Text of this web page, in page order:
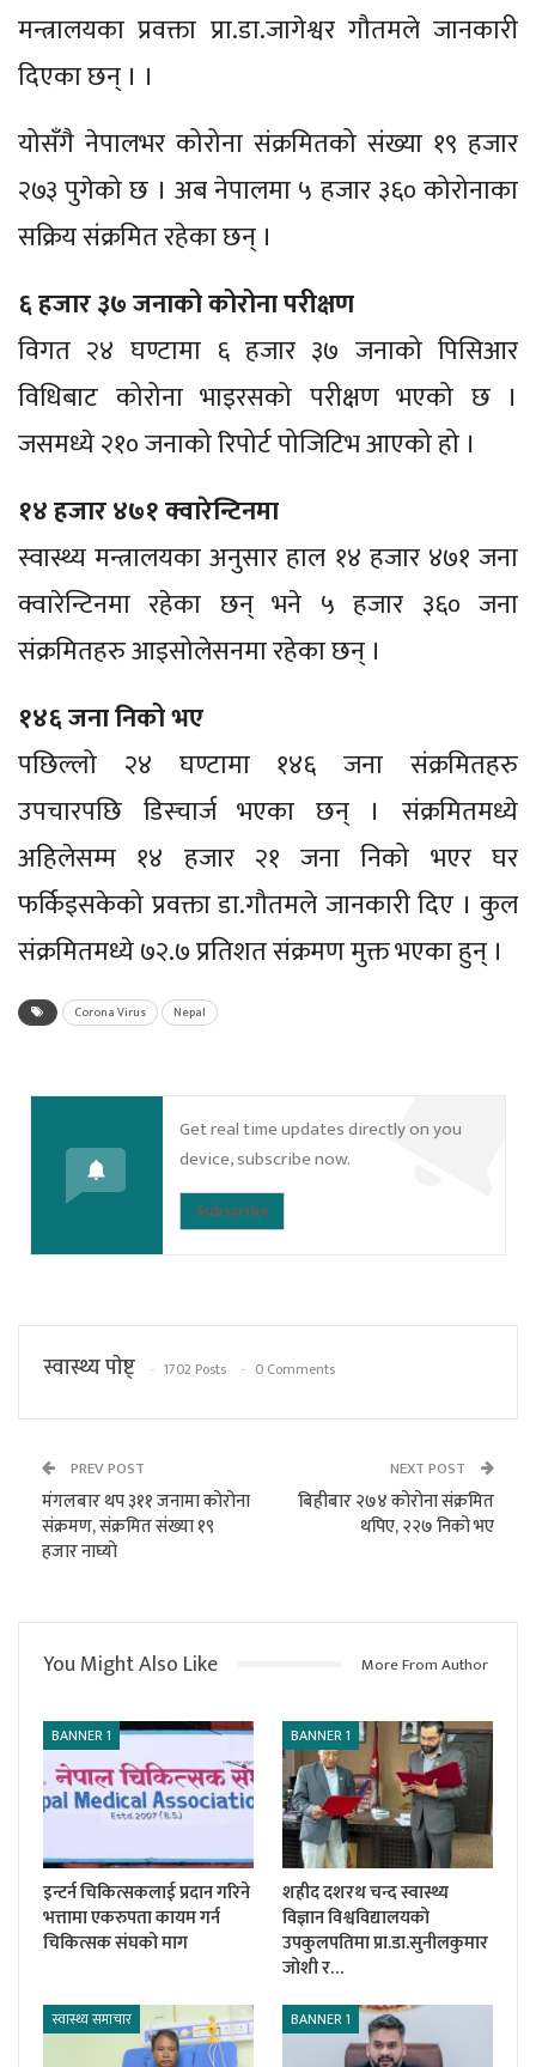
मन्त्रालयका प्रवक्ता प्रा.डा.जागेश्वर गौतमले जानकारी
दिएका छन् । ।
योसँगै नेपालभर कोरोना संक्रमितको संख्या १९ हजार
२७३ पुगेको छ । अब नेपालमा ५ हजार ३६० कोरोनाका
सक्रिय संक्रमित रहेका छन् ।
६ हजार ३७ जनाको कोरोना परीक्षण
विगत २४ घण्टामा ६ हजार ३७ जनाको पिसिआर
विधिबाट कोरोना भाइरसको परीक्षण भएको छ ।
जसमध्ये २१० जनाको रिपोर्ट पोजिटिभ आएको हो ।
१४ हजार ४७१ क्वारेन्टिनमा
स्वास्थ्य मन्त्रालयका अनुसार हाल १४ हजार ४७१ जना
क्वारेन्टिनमा रहेका छन् भने ५ हजार ३६० जना
संक्रमितहरु आइसोलेसनमा रहेका छन् ।
१४६ जना निको भए
पछिल्लो २४ घण्टामा १४६ जना संक्रमितहरु
उपचारपछि डिस्चार्ज भएका छन् । संक्रमितमध्ये
अहिलेसम्म १४ हजार २१ जना निको भएर घर
फर्किइसकेको प्रवक्ता डा.गौतमले जानकारी दिए । कुल
संक्रमितमध्ये ७२.७ प्रतिशत संक्रमण मुक्त भएका हुन् ।
Corona Virus Nepal
Get real time updates directly on you
device, subscribe now.
Subscribe
स्वास्थ्य पाेष्ट् 1702 Posts 0 Comments
PREV POST
मंगलबार थप ३११ जनामा कोरोना
संक्रमण, संक्रमित संख्या १९
हजार नाघ्यो
NEXT POST
बिहीबार २७४ कोरोना संक्रमित
थपिए, २२७ निको भए
You Might Also Like More From Author
BANNER 1
इन्टर्न चिकित्सकलाई प्रदान गरिने
भत्तामा एकरुपता कायम गर्न
चिकित्सक संघको माग
BANNER 1
शहीद दशरथ चन्द स्वास्थ्य
विज्ञान विश्वविद्यालयको
उपकुलपतिमा प्रा.डा.सुनीलकुमार
जोशी र…
स्वास्थ्य समाचार BANNER 1